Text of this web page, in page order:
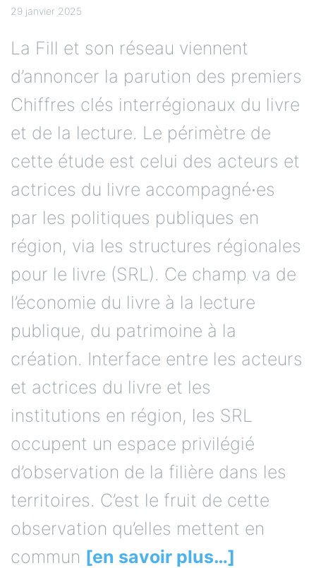
29 janvier 2025
La Fill et son réseau viennent
d’annoncer la parution des premiers
Chiffres clés interrégionaux du livre
et de la lecture. Le périmètre de
cette étude est celui des acteurs et
actrices du livre accompagné∙es
par les politiques publiques en
région, via les structures régionales
pour le livre (SRL). Ce champ va de
l’économie du livre à la lecture
publique, du patrimoine à la
création. Interface entre les acteurs
et actrices du livre et les
institutions en région, les SRL
occupent un espace privilégié
d’observation de la filière dans les
territoires. C’est le fruit de cette
observation qu’elles mettent en
commun [en savoir plus…]